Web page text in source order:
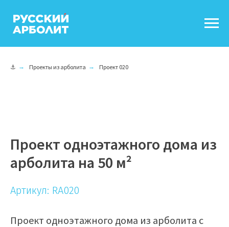
⚓ → Проекты из арболита → Проект 020
Проект одноэтажного дома из
арболита на 50 м²
Артикул: RA020
Проект одноэтажного дома из арболита с